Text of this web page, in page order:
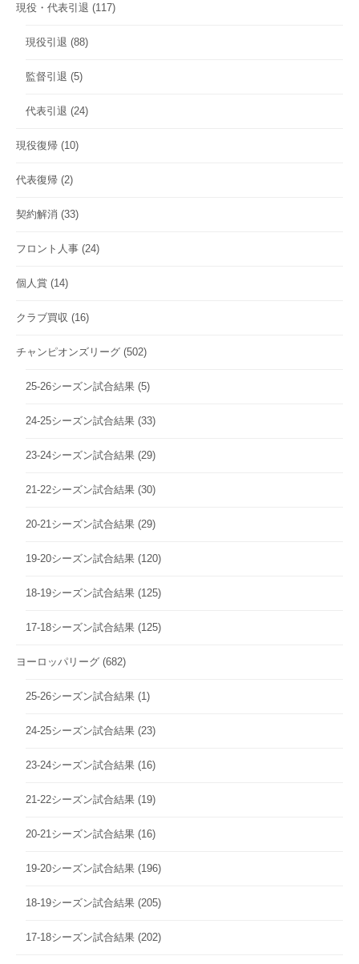
現役・代表引退 (117)
現役引退 (88)
監督引退 (5)
代表引退 (24)
現役復帰 (10)
代表復帰 (2)
契約解消 (33)
フロント人事 (24)
個人賞 (14)
クラブ買収 (16)
チャンピオンズリーグ (502)
25-26シーズン試合結果 (5)
24-25シーズン試合結果 (33)
23-24シーズン試合結果 (29)
21-22シーズン試合結果 (30)
20-21シーズン試合結果 (29)
19-20シーズン試合結果 (120)
18-19シーズン試合結果 (125)
17-18シーズン試合結果 (125)
ヨーロッパリーグ (682)
25-26シーズン試合結果 (1)
24-25シーズン試合結果 (23)
23-24シーズン試合結果 (16)
21-22シーズン試合結果 (19)
20-21シーズン試合結果 (16)
19-20シーズン試合結果 (196)
18-19シーズン試合結果 (205)
17-18シーズン試合結果 (202)